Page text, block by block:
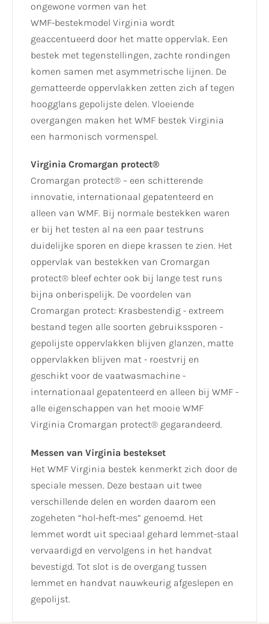
ongewone vormen van het
WMF-bestekmodel Virginia wordt
geaccentueerd door het matte oppervlak. Een
bestek met tegenstellingen, zachte rondingen
komen samen met asymmetrische lijnen. De
gematteerde oppervlakken zetten zich af tegen
hoogglans gepolijste delen. Vloeiende
overgangen maken het WMF bestek Virginia
een harmonisch vormenspel.
Virginia Cromargan protect®
Cromargan protect® – een schitterende
innovatie, internationaal gepatenteerd en
alleen van WMF. Bij normale bestekken waren
er bij het testen al na een paar testruns
duidelijke sporen en diepe krassen te zien. Het
oppervlak van bestekken van Cromargan
protect® bleef echter ook bij lange test runs
bijna onberispelijk. De voordelen van
Cromargan protect: Krasbestendig - extreem
bestand tegen alle soorten gebruikssporen -
gepolijste oppervlakken blijven glanzen, matte
oppervlakken blijven mat - roestvrij en
geschikt voor de vaatwasmachine -
internationaal gepatenteerd en alleen bij WMF -
alle eigenschappen van het mooie WMF
Virginia Cromargan protect® gegarandeerd.
Messen van Virginia bestekset
Het WMF Virginia bestek kenmerkt zich door de
speciale messen. Deze bestaan uit twee
verschillende delen en worden daarom een
zogeheten “hol-heft-mes” genoemd. Het
lemmet wordt uit speciaal gehard lemmet-staal
vervaardigd en vervolgens in het handvat
bevestigd. Tot slot is de overgang tussen
lemmet en handvat nauwkeurig afgeslepen en
gepolijst.